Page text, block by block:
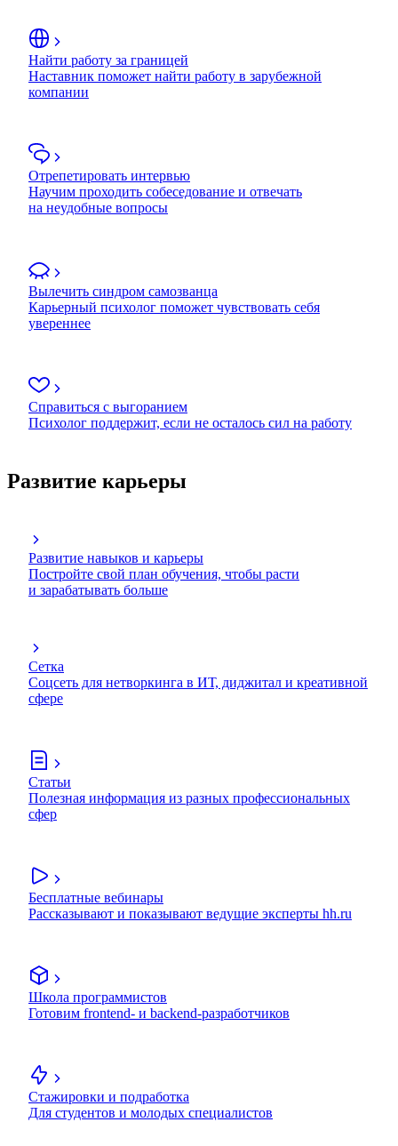
Найти работу за границей
Наставник поможет найти работу в зарубежной
компании
Отрепетировать интервью
Научим проходить собеседование и отвечать
на неудобные вопросы
Вылечить синдром самозванца
Карьерный психолог поможет чувствовать себя
увереннее
Справиться с выгоранием
Психолог поддержит, если не осталось сил на работу
Развитие карьеры
Развитие навыков и карьеры
Постройте свой план обучения, чтобы расти
и зарабатывать больше
Сетка
Соцсеть для нетворкинга в ИТ, диджитал и креативной
сфере
Статьи
Полезная информация из разных профессиональных
сфер
Бесплатные вебинары
Рассказывают и показывают ведущие эксперты hh.ru
Школа программистов
Готовим frontend- и backend-разработчиков
Стажировки и подработка
Для студентов и молодых специалистов